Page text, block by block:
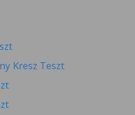
Kresz Teszt